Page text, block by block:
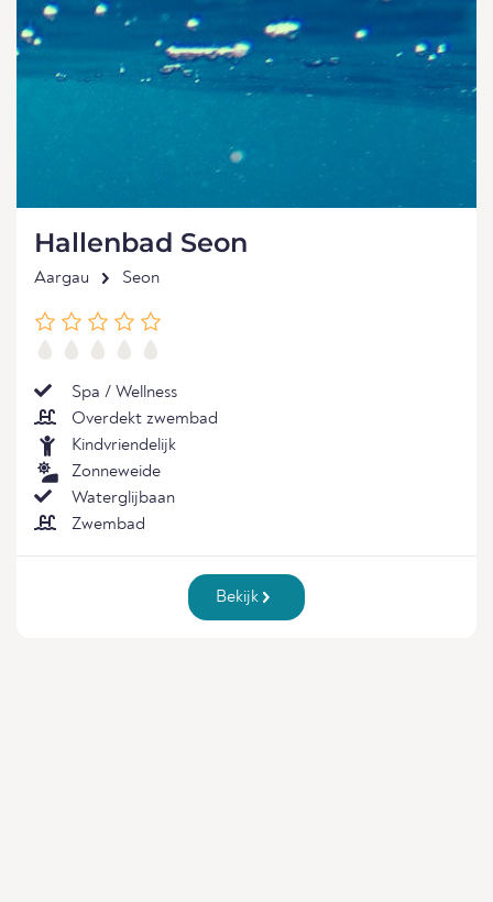
Hallenbad Seon
Aargau Seon
Spa / Wellness
Overdekt zwembad
Kindvriendelijk
Zonneweide
Waterglijbaan
Zwembad
Bekijk